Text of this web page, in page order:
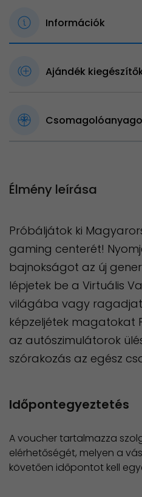
Információk
Ajándék
Élmény leírása
Próbáljátok ki
gaming centerét!
bajnokságot az új
lépjetek be a Virtuális
világába vagy
képzeljétek magatokat
az autószimulátorok
szórakozás az egész
Időpontegyeztetés
A voucher tartalmazza
elérhetőségét, melyen a
követően időpontot kell